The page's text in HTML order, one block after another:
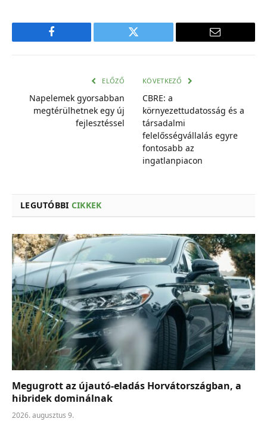
Facebook Twitter
E-
ELŐZŐ
Napelemek gyorsabban
megtérülhetnek egy új
fejlesztéssel
KÖVETKEZŐ
CBRE: a
környezettudatosság és a
társadalmi
felelősségvállalás egyre
fontosabb az
ingatlanpiacon
LEGUTÓBBI CIKKEK
Megugrott az újautó-eladás Horvátországban, a
hibridek dominálnak
2026. augusztus 9.